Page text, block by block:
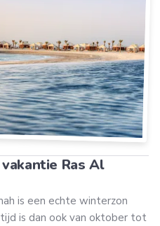
Ras Al
is een echte winterzon
is dan ook van oktober tot